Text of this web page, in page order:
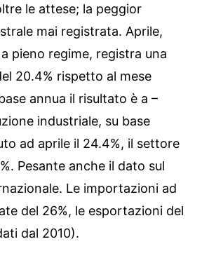
le attese; la peggior
mai registrata. Aprile,
pieno regime, registra una
20.4% rispetto al mese
annua il risultato è a –
industriale, su base
ad aprile il 24.4%, il settore
Pesante anche il dato sul
Le importazioni ad
del 26%, le esportazioni del
dal 2010).